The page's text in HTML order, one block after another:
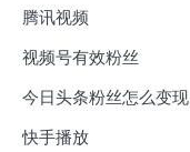
腾讯视频
视频号有效粉丝
今日头条粉丝怎么变现
快手播放